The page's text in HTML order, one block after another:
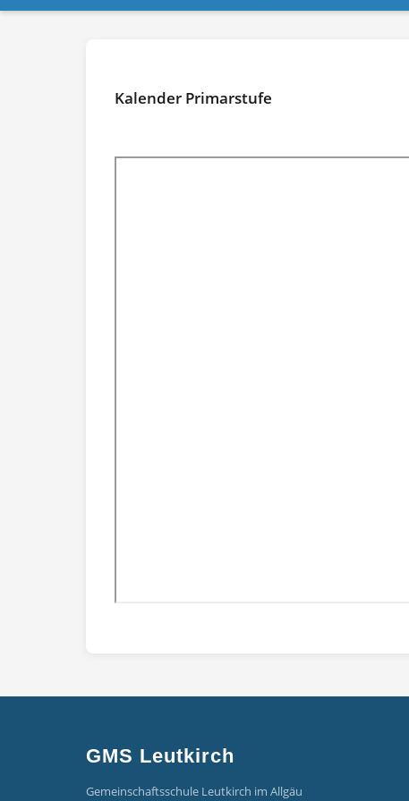
Kalender Primarstufe
GMS Leutkirch
Gemeinschaftsschule Leutkirch im Allgäu